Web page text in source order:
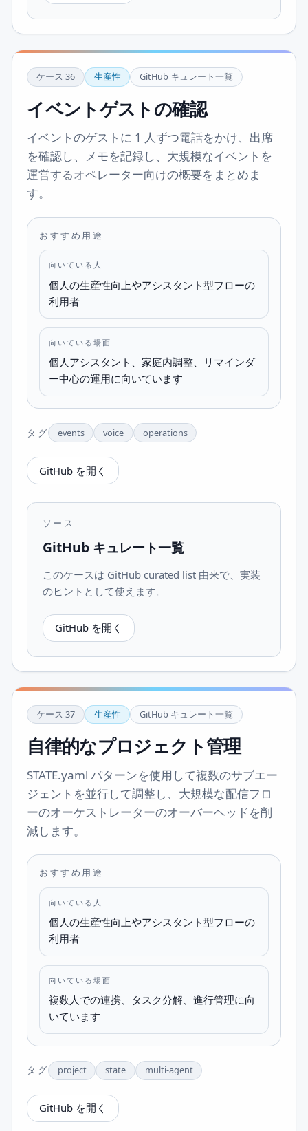
ケース 36 生産性 GitHub キュレート一覧
イベントゲストの確認
イベントのゲストに 1 人ずつ電話をかけ、出席
を確認し、メモを記録し、大規模なイベントを
運営するオペレーター向けの概要をまとめま
す。
おすすめ用途
向いている人
個人の生産性向上やアシスタント型フローの
利用者
向いている場面
個人アシスタント、家庭内調整、リマインダ
ー中心の運用に向いています
タグ events voice operations
GitHub を開く
ソース
GitHub キュレート一覧
このケースは GitHub curated list 由来で、実装
のヒントとして使えます。
GitHub を開く
ケース 37 生産性 GitHub キュレート一覧
自律的なプロジェクト管理
STATE.yaml パターンを使用して複数のサブエー
ジェントを並行して調整し、大規模な配信フロ
ーのオーケストレーターのオーバーヘッドを削
減します。
おすすめ用途
向いている人
個人の生産性向上やアシスタント型フローの
利用者
向いている場面
複数人での連携、タスク分解、進行管理に向
いています
タグ project state multi-agent
GitHub を開く